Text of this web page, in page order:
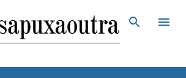
para o conteúdo principal